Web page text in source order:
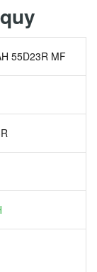
55D23R MF